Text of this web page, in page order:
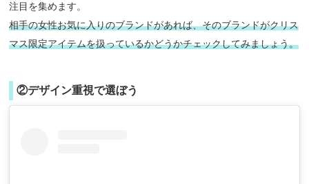
注目を集めます。
相手の女性お気に入りのブランドがあれば、そのブランドがクリス
マス限定アイテムを扱っているかどうかチェックしてみましょう。
②デザイン重視で選ぼう